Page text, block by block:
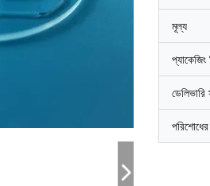
মূল্য
প্যাকেজিং